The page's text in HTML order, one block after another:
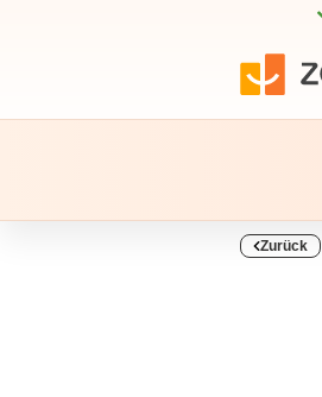
Zurück